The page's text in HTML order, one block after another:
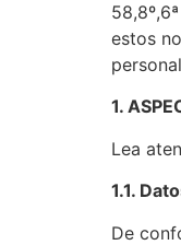
estos
1.
Lea
1.1.
De